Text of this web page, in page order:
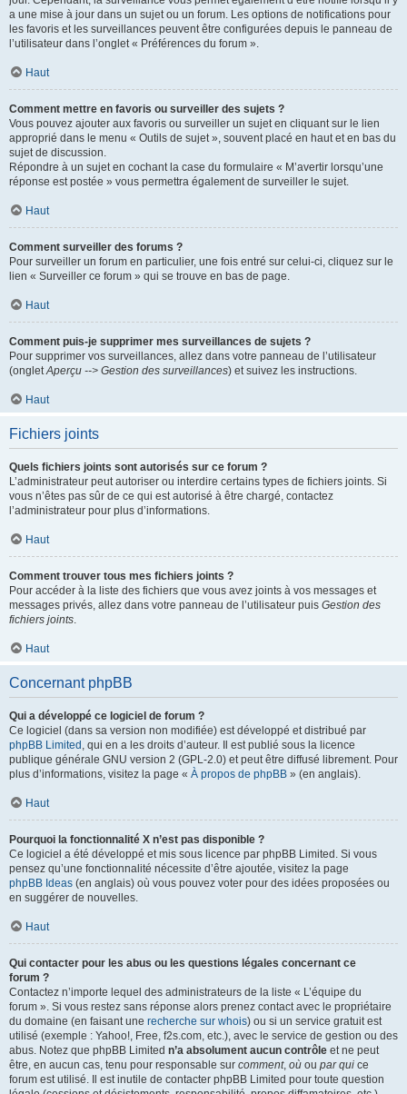
a une mise à jour dans un sujet ou un forum. Les options de notifications pour
les favoris et les surveillances peuvent être configurées depuis le panneau de
l’utilisateur dans l’onglet « Préférences du forum ».
Haut
Comment mettre en favoris ou surveiller des sujets ?
Vous pouvez ajouter aux favoris ou surveiller un sujet en cliquant sur le lien
approprié dans le menu « Outils de sujet », souvent placé en haut et en bas du
sujet de discussion.
Répondre à un sujet en cochant la case du formulaire « M’avertir lorsqu’une
réponse est postée » vous permettra également de surveiller le sujet.
Haut
Comment surveiller des forums ?
Pour surveiller un forum en particulier, une fois entré sur celui-ci, cliquez sur le
lien « Surveiller ce forum » qui se trouve en bas de page.
Haut
Comment puis-je supprimer mes surveillances de sujets ?
Pour supprimer vos surveillances, allez dans votre panneau de l’utilisateur
(ongletAperçu --> Gestion des surveillances) et suivez les instructions.
Haut
Fichiers joints
Quels fichiers joints sont autorisés sur ce forum ?
L’administrateur peut autoriser ou interdire certains types de fichiers joints. Si
vous n’êtes pas sûr de ce qui est autorisé à être chargé, contactez
l’administrateur pour plus d’informations.
Haut
Comment trouver tous mes fichiers joints ?
Pour accéder à la liste des fichiers que vous avez joints à vos messages et
messages privés, allez dans votre panneau de l’utilisateur puis Gestion des
fichiers joints.
Haut
Concernant phpBB
Qui a développé ce logiciel de forum ?
Ce logiciel (dans sa version non modifiée) est développé et distribué par
phpBB Limited , qui en a les droits d’auteur. Il est publié sous la licence
publique générale GNU version 2 (GPL-2.0) et peut être diffusé librement. Pour
plus d’informations, visitez la page « À propos de phpBB » (en anglais).
Haut
Pourquoi la fonctionnalité X n’est pas disponible ?
Ce logiciel a été développé et mis sous licence par phpBB Limited. Si vous
pensez qu’une fonctionnalité nécessite d’être ajoutée, visitez la page
phpBB Ideas (en anglais) où vous pouvez voter pour des idées proposées ou
en suggérer de nouvelles.
Haut
Qui contacter pour les abus ou les questions légales concernant ce
forum ?
Contactez n’importe lequel des administrateurs de la liste « L’équipe du
forum ». Si vous restez sans réponse alors prenez contact avec le propriétaire
du domaine (en faisant une recherche sur whois) ou si un service gratuit est
utilisé (exemple : Yahoo!, Free, f2s.com, etc.), avec le service de gestion ou des
abus. Notez que phpBB Limited n’a absolument aucun contrôle et ne peut
être, en aucun cas, tenu pour responsable sur comment, où ou par qui ce
forum est utilisé. Il est inutile de contacter phpBB Limited pour toute question